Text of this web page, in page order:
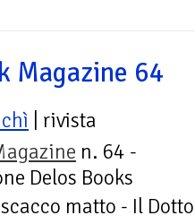
Magazine 64
| rivista
n. 64 -
Delos Books
matto - Il